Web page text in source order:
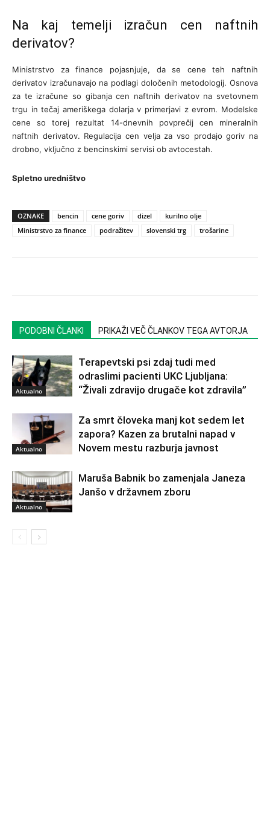
Na kaj temelji izračun cen naftnih
derivatov?
Ministrstvo za finance pojasnjuje, da se cene teh naftnih
derivatov izračunavajo na podlagi določenih metodologij. Osnova
za te izračune so gibanja cen naftnih derivatov na svetovnem
trgu in tečaj ameriškega dolarja v primerjavi z evrom. Modelske
cene so torej rezultat 14-dnevnih povprečij cen mineralnih
naftnih derivatov. Regulacija cen velja za vso prodajo goriv na
drobno, vključno z bencinskimi servisi ob avtocestah.
Spletno uredništvo
OZNAKE bencin cene goriv dizel
kurilno olje
Ministrstvo za finance
podražitev slovenski trg trošarine
PODOBNI ČLANKI PRIKAŽI VEČ ČLANKOV TEGA AVTORJA
Aktualno
Terapevtski psi zdaj tudi med
odraslimi pacienti UKC Ljubljana:
“Živali zdravijo drugače kot zdravila”
Aktualno
Za smrt človeka manj kot sedem let
zapora? Kazen za brutalni napad v
Novem mestu razburja javnost
Aktualno
Maruša Babnik bo zamenjala Janeza
Janšo v državnem zboru